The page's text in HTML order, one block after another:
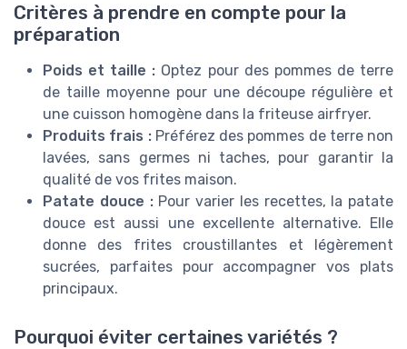
Critères à prendre en compte pour la
préparation
Poids et taille : Optez pour des pommes de terre
de taille moyenne pour une découpe régulière et
une cuisson homogène dans la friteuse airfryer.
Produits frais :Préférez des pommes de terre non
lavées, sans germes ni taches, pour garantir la
qualité de vos frites maison.
Patate douce :Pour varier les recettes, la patate
douce est aussi une excellente alternative. Elle
donne des frites croustillantes et légèrement
sucrées, parfaites pour accompagner vos plats
principaux.
Pourquoi éviter certaines variétés ?